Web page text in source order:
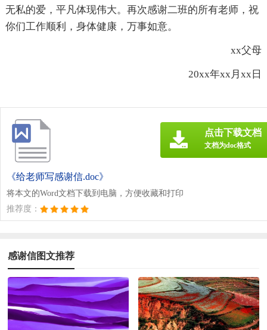
无私的爱，平凡体现伟大。再次感谢二班的所有老师，祝
你们工作顺利，身体健康，万事如意。
xx父母
20xx年xx月xx日
《给老师写感谢信.doc》
将本文的Word文档下载到电脑，方便收藏和打印
推荐度：
点击下载文档
文档为doc格式
感谢信图文推荐